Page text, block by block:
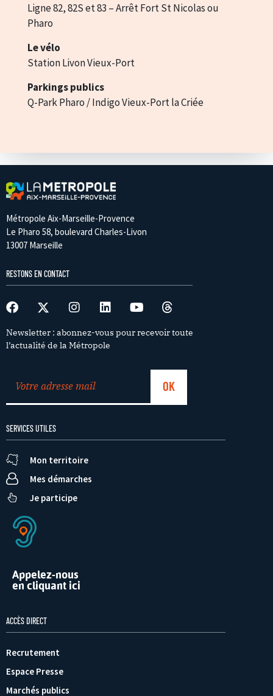
Ligne 82, 82S et 83 – Arrêt Fort St Nicolas ou
Pharo
Le vélo
Station Livon Vieux-Port
Parkings publics
Q-Park Pharo / Indigo Vieux-Port la Criée
Métropole Aix-Marseille-Provence
Le Pharo 58, boulevard Charles-Livon
13007 Marseille
RESTONS EN CONTACT
Newsletter : abonnez-vous pour recevoir toute
l’actualité de la Métropole
SERVICES UTILES
Mon territoire
Mes démarches
Je participe
Appelez-nous
en cliquant ici
ACCÈS DIRECT
Recrutement
Espace Presse
Marchés publics